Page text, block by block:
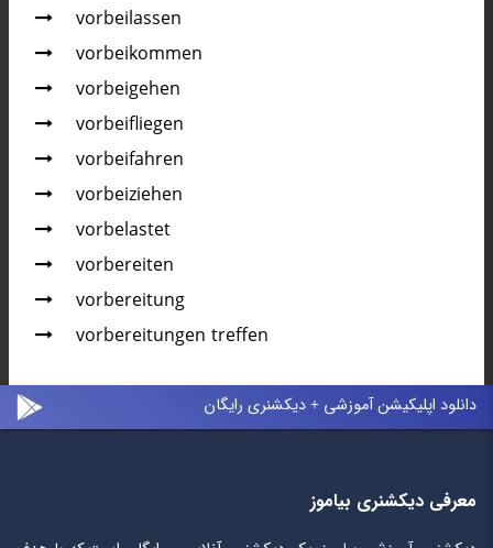
vorbeilassen
vorbeikommen
vorbeigehen
vorbeifliegen
vorbeifahren
vorbeiziehen
vorbelastet
vorbereiten
vorbereitung
vorbereitungen treffen
دانلود اپلیکیشن آموزشی + دیکشنری رایگان
معرفی دیکشنری بیاموز